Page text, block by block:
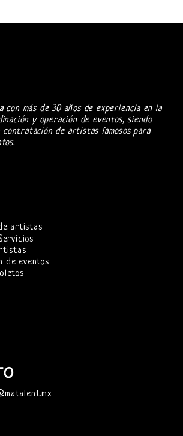
con más de 30 años de experiencia en la
y operación de eventos, siendo
contratación de artistas famosos para
artistas
de eventos